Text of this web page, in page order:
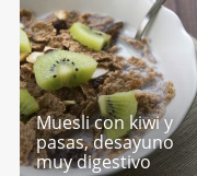
Muesli con kiwi y
pasas, desayuno
muy digestivo